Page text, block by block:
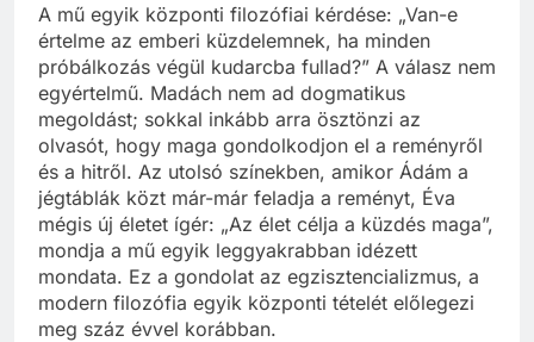
A mű egyik központi filozófiai kérdése: „Van-e
értelme az emberi küzdelemnek, ha minden
próbálkozás végül kudarcba fullad?” A válasz nem
egyértelmű. Madách nem ad dogmatikus
megoldást; sokkal inkább arra ösztönzi az
olvasót, hogy maga gondolkodjon el a reményről
és a hitről. Az utolsó színekben, amikor Ádám a
jégtáblák közt már-már feladja a reményt, Éva
mégis új életet ígér: „Az élet célja a küzdés maga”,
mondja a mű egyik leggyakrabban idézett
mondata. Ez a gondolat az egzisztencializmus, a
modern filozófia egyik központi tételét előlegezi
meg száz évvel korábban.